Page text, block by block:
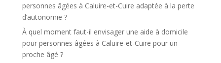
personnes âgées à Caluire-et-Cuire adaptée à la perte
d’autonomie ?
À quel moment faut-il envisager une aide à domicile
pour personnes âgées à Caluire-et-Cuire pour un
proche âgé ?